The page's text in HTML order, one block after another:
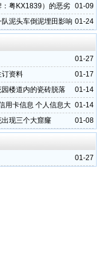
01-09
粤KX1839）的恶劣
01-24
泥头车倒泥埋田影响
01-27
01-17
订资料
01-14
楼道内的瓷砖脱落
01-14
用卡信息 个人信息大
01-08
现三个大窟窿
01-27